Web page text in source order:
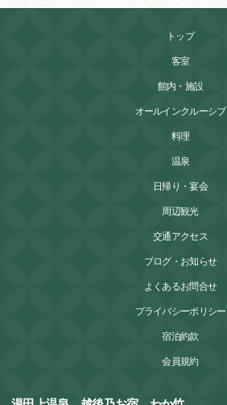
トップ
客室
館内・施設
オールインクルーシブ
料理
温泉
日帰り・宴会
周辺観光
交通アクセス
ブログ・お知らせ
よくあるお問合せ
プライバシーポリシー
宿泊約款
会員規約